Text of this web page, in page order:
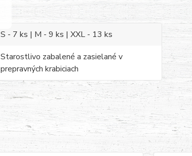
S - 7 ks | M - 9 ks | XXL - 13 ks
Starostlivo zabalené a zasielané v
prepravných krabiciach